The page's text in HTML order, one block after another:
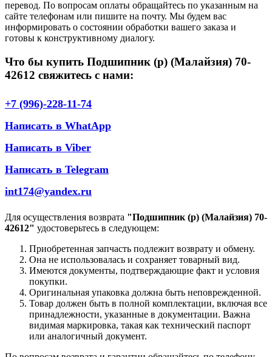
перевод. По вопросам оплаты обращайтесь по указанным на
сайте телефонам или пишите на почту. Мы будем вас
информировать о состоянии обработки вашего заказа и
готовы к конструктивному диалогу.
Что бы купить Подшипник (р) (Малайзия) 70-
42612 свяжитесь с нами:
+7 (996)-228-11-74
Написать в WhatApp
Написать в Viber
Написать в Telegram
int174@yandex.ru
Для осуществления возврата "Подшипник (р) (Малайзия) 70-
42612" удостоверьтесь в следующем:
Приобретенная запчасть подлежит возврату и обмену.
Она не использовалась и сохраняет товарный вид.
Имеются документы, подтверждающие факт и условия
покупки.
Оригинальная упаковка должна быть неповрежденной.
Товар должен быть в полной комплектации, включая все
принадлежности, указанные в документации. Важна
видимая маркировка, такая как технический паспорт
или аналогичный документ.